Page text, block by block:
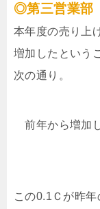
◎第三営業部
本年度の売り上
増加したという
次の通り。
前年から増加
Ｎ＝
この0.1Ｃが昨